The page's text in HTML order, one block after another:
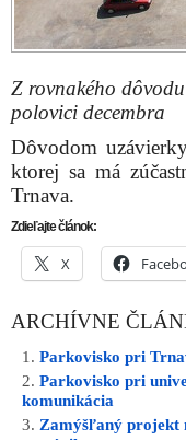
Z rovnakého
polovici decembra
Dôvodom
ktorej sa má
Trnava.
Zdieľajte článok:
X
ARCHÍVNE
Parkovisko pri
Parkovisko pri
komunikácia
Zamýšľaný projekt